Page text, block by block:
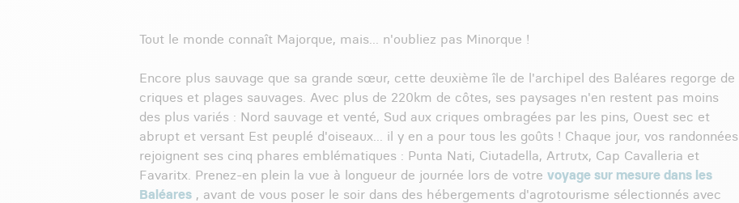
Tout le monde connaît Majorque, mais... n'oubliez pas Minorque !
Encore plus sauvage que sa grande sœur, cette deuxième île de l'archipel des Baléares regorge de
criques et plages sauvages. Avec plus de 220km de côtes, ses paysages n'en restent pas moins
des plus variés : Nord sauvage et venté, Sud aux criques ombragées par les pins, Ouest sec et
abrupt et versant Est peuplé d'oiseaux... il y en a pour tous les goûts ! Chaque jour, vos randonnées
rejoignent ses cinq phares emblématiques : Punta Nati, Ciutadella, Artrutx, Cap Cavalleria et
Favaritx. Prenez-en plein la vue à longueur de journée lors de votre voyage sur mesure dans les
Baléares , avant de vous poser le soir dans des hébergements d'agrotourisme sélectionnés avec